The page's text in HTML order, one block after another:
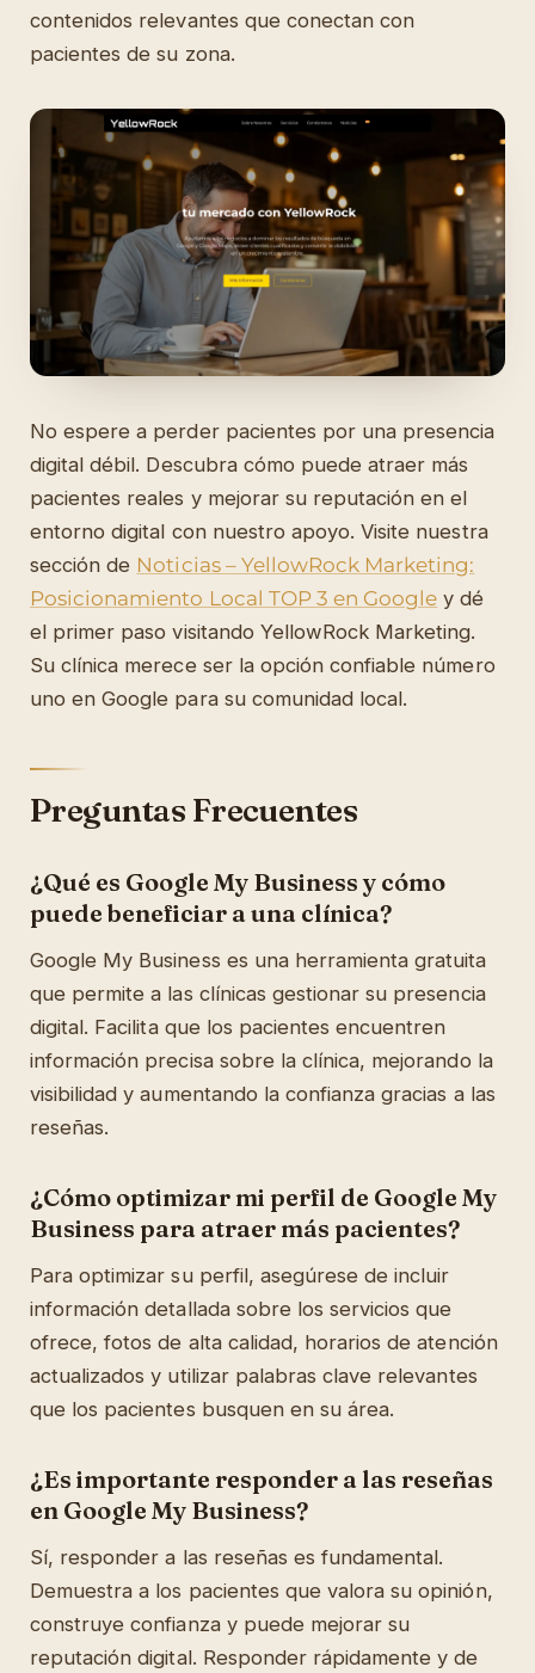
contenidos relevantes que conectan con
pacientes de su zona.
No espere a perder pacientes por una presencia
digital débil. Descubra cómo puede atraer más
pacientes reales y mejorar su reputación en el
entorno digital con nuestro apoyo. Visite nuestra
sección de Noticias – YellowRock Marketing:
Posicionamiento Local TOP 3 en Google y dé
el primer paso visitando YellowRock Marketing.
Su clínica merece ser la opción confiable número
uno en Google para su comunidad local.
Preguntas Frecuentes
¿Qué es Google My Business y cómo
puede beneficiar a una clínica?
Google My Business es una herramienta gratuita
que permite a las clínicas gestionar su presencia
digital. Facilita que los pacientes encuentren
información precisa sobre la clínica, mejorando la
visibilidad y aumentando la confianza gracias a las
reseñas.
¿Cómo optimizar mi perfil de Google My
Business para atraer más pacientes?
Para optimizar su perfil, asegúrese de incluir
información detallada sobre los servicios que
ofrece, fotos de alta calidad, horarios de atención
actualizados y utilizar palabras clave relevantes
que los pacientes busquen en su área.
¿Es importante responder a las reseñas
en Google My Business?
Sí, responder a las reseñas es fundamental.
Demuestra a los pacientes que valora su opinión,
construye confianza y puede mejorar su
reputación digital. Responder rápidamente y de